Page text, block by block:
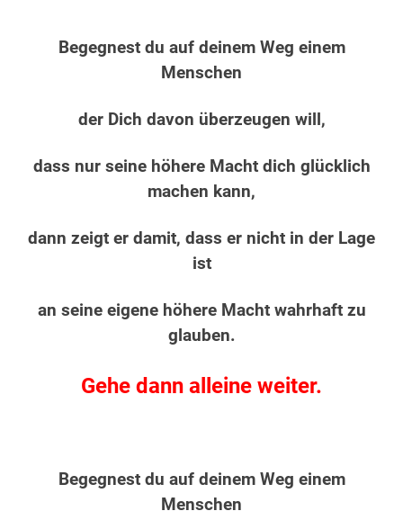
Begegnest du auf deinem Weg einem
Menschen
der Dich davon überzeugen will,
dass nur seine höhere Macht dich glücklich
machen kann,
dann zeigt er damit, dass er nicht in der Lage
ist
an seine eigene höhere Macht wahrhaft zu
glauben.
Gehe dann alleine weiter.
Begegnest du auf deinem Weg einem
Menschen